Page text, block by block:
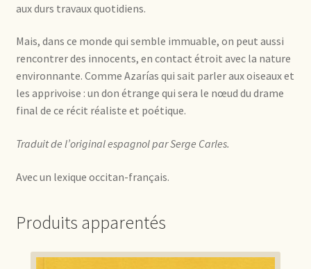
aux durs travaux quotidiens.
Mais, dans ce monde qui semble immuable, on peut aussi
rencontrer des innocents, en contact étroit avec la nature
environnante. Comme Azarías qui sait parler aux oiseaux et
les apprivoise : un don étrange qui sera le nœud du drame
final de ce récit réaliste et poétique.
Traduit de l’original espagnol par Serge Carles.
Avec un lexique occitan-français.
Produits apparentés